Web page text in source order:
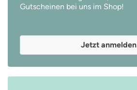
Gutscheinen bei uns im Shop!
Jetzt anmelden